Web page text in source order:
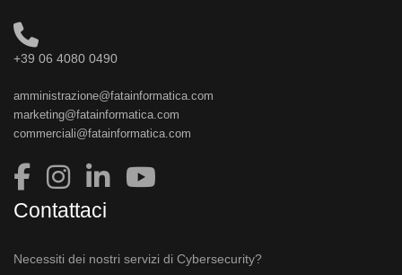
+39 06 4080 0490
amministrazione@fatainformatica.com
marketing@fatainformatica.com
commerciali@fatainformatica.com
Contattaci
Necessiti dei nostri servizi di Cybersecurity?